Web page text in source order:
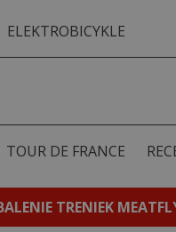
ELEKTROBICYKLE
TOUR DE FRANCE
TRENIEK